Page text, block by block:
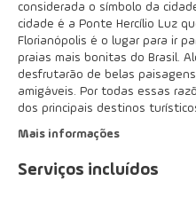
considerada o símbolo da
cidade é a Ponte Hercílio Luz
Florianópolis é o lugar para ir
praias mais bonitas do Brasil.
desfrutarão de belas
amigáveis. Por todas essas
dos principais destinos
Mais informações
Serviços incluídos